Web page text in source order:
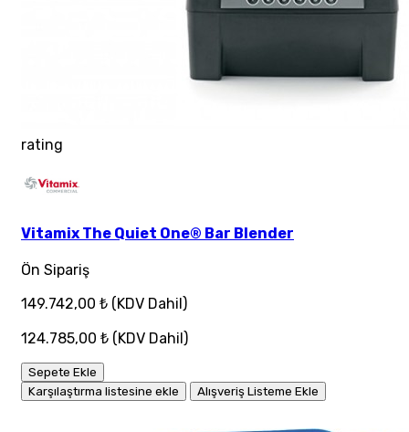
rating
Vitamix The Quiet One® Bar Blender
Ön Sipariş
149.742,00 ₺ (KDV Dahil)
124.785,00 ₺ (KDV Dahil)
Sepete Ekle
Karşılaştırma listesine ekle
Alışveriş Listeme Ekle